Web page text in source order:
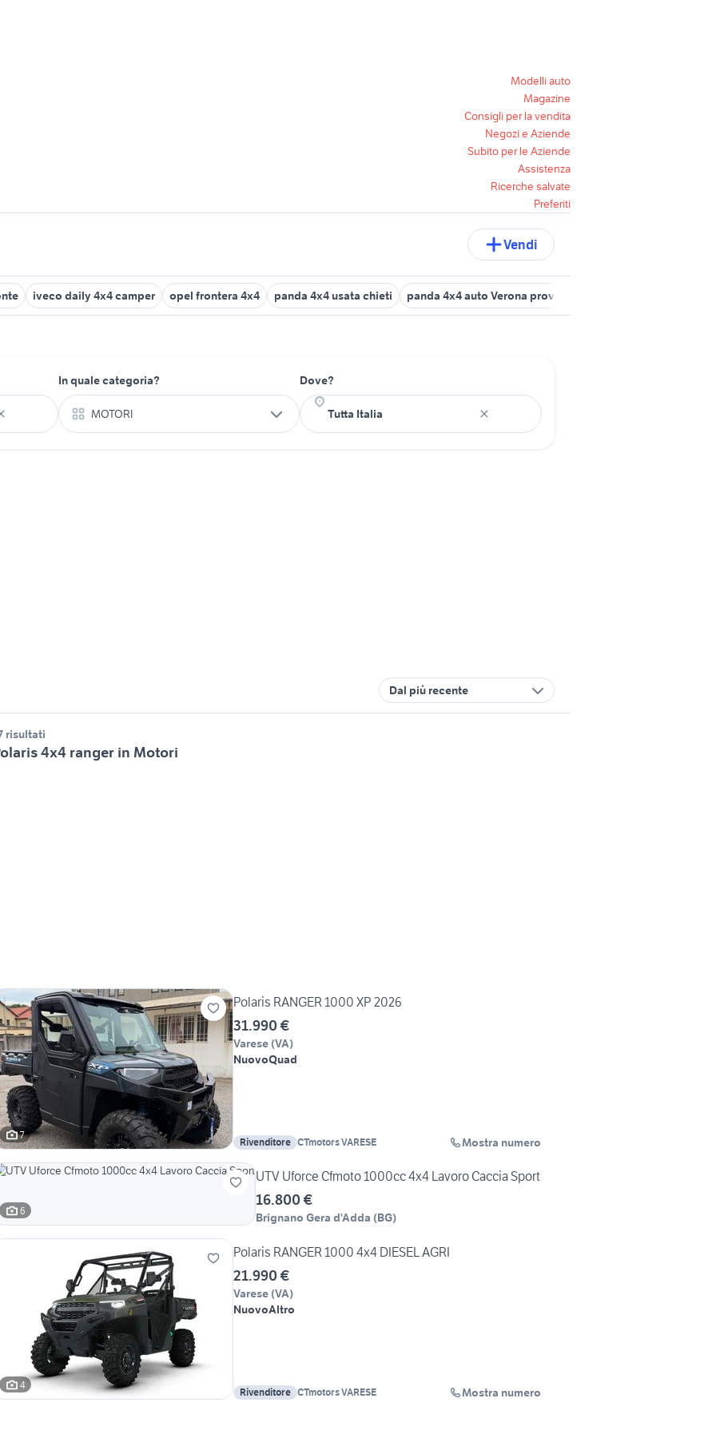
Modelli auto
Magazine
Consigli per la vendita
Negozi e Aziende
Subito per le Aziende
Assistenza
Ricerche salvate
Preferiti
Vendi
iveco daily 4x4 camper opel frontera 4x4 panda 4x4 usata chieti panda 4x4 auto Verona provincia
In quale categoria?
MOTORI
Dove?
Dal più recente
risultati
4x4 ranger in Motori
7
Polaris RANGER 1000 XP 2026
31.990 €
Varese (VA)
NuovoQuad
Rivenditore CTmotors VARESE Mostra numero
6
UTV Uforce Cfmoto 1000cc 4x4 Lavoro Caccia Sport
16.800 €
Brignano Gera d'Adda (BG)
4
Polaris RANGER 1000 4x4 DIESEL AGRI
21.990 €
Varese (VA)
NuovoAltro
Rivenditore CTmotors VARESE Mostra numero